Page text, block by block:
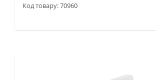
Код товару: 70960